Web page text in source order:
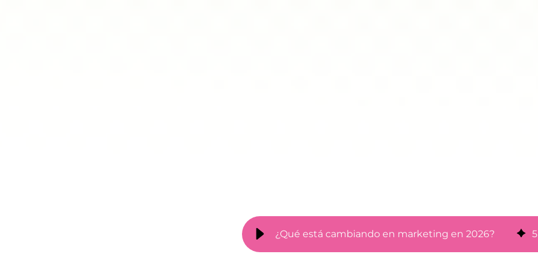
¿Qué está cambiando en marketing en 2026? 5